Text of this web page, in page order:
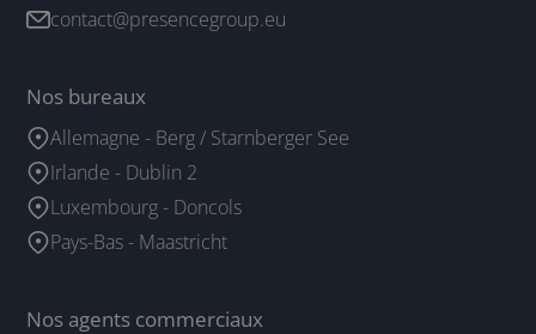
contact@presencegroup.eu
Nos bureaux
Allemagne - Berg / Starnberger See
Irlande - Dublin 2
Luxembourg - Doncols
Pays-Bas - Maastricht
Nos agents commerciaux